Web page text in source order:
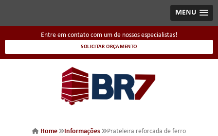
MENU
Entre em contato com um de nossos especialistas!
SOLICITAR ORÇAMENTO
Home Informações Prateleira reforcada de ferro